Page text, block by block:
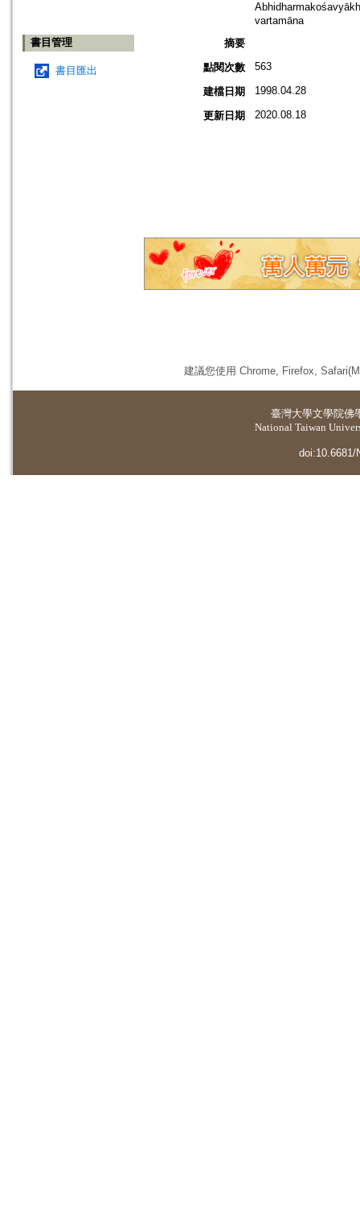
書目管理
書目匯出
vartamāna
摘要
點閱次數
563
建檔日期 1998.04.28
更新日期 2020.08.18
建議您使用 Chrome, Firefox,
臺灣大學文學院佛
National Taiwan
doi:10.6681/